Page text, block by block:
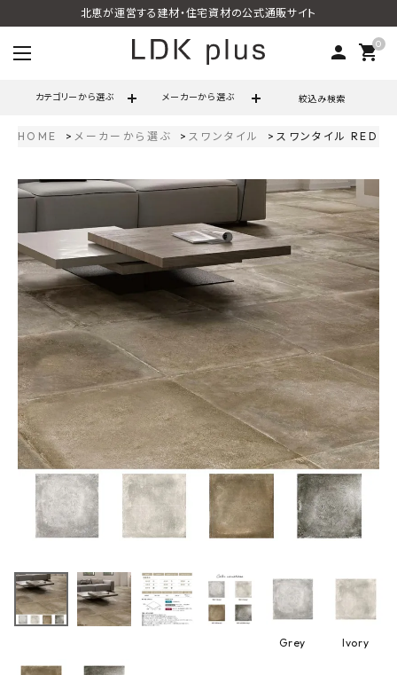
北恵が運営する建材・住宅資材の公式通販サイト
person 0
shopping_cart
カテゴリーから選ぶ メーカーから選ぶ 絞込み検索
call 06-6121-9302
schedule営業時間 - 10:00～17:00（定休日 - 土日祝）
ACCOUNT MENU
ようこそ ゲスト 様
meeting_room ログイン person 会員登録
最近チェックした商品
スワンタイル RED
調 タイル 3枚入/
ケース
(税込)
FAX注文はこちらから
HOME メーカーから選ぶ スワンタイル スワンタイル RED
Grey Ivory